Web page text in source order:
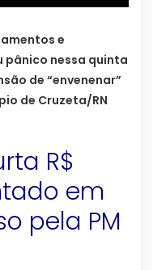
e
pânico nessa quinta
de “envenenar”
de Cruzeta/RN
R$
em
pela PM